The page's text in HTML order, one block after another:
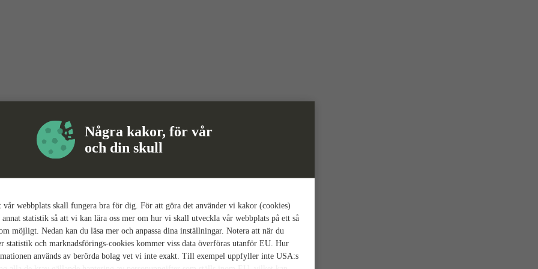
Några kakor, för vår
och din skull
webbplats skall fungera bra för dig. För att göra det använder vi kakor (cookies)
statistik så att vi kan lära oss mer om hur vi skall utveckla vår webbplats på ett så
möjligt. Nedan kan du läsa mer och anpassa dina inställningar. Notera att när du
statistik och marknadsförings-cookies kommer viss data överföras utanför EU. Hur
används av berörda bolag vet vi inte exakt. Till exempel uppfyller inte USA:s